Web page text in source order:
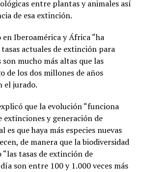
entre plantas y animales así
de esa extinción.
Iberoamérica y África “ha
actuales de extinción para
mucho más altas que las
de los dos millones de años
el jurado.
que la evolución “funciona
extinciones y generación de
es que haya más especies nuevas
de manera que la biodiversidad
tasas de extinción de
son entre 100 y 1.000 veces más